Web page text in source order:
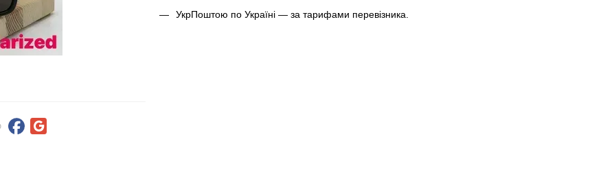
УкрПоштою по Україні — за тарифами перевізника.